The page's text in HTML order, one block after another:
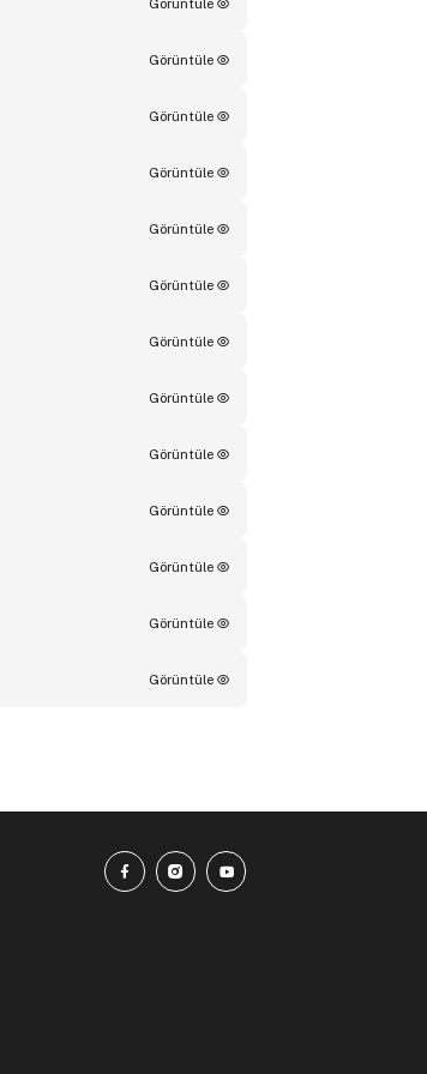
Görüntüle
Görüntüle
Görüntüle
Görüntüle
Görüntüle
Görüntüle
Görüntüle
Görüntüle
Görüntüle
Görüntüle
Görüntüle
Görüntüle